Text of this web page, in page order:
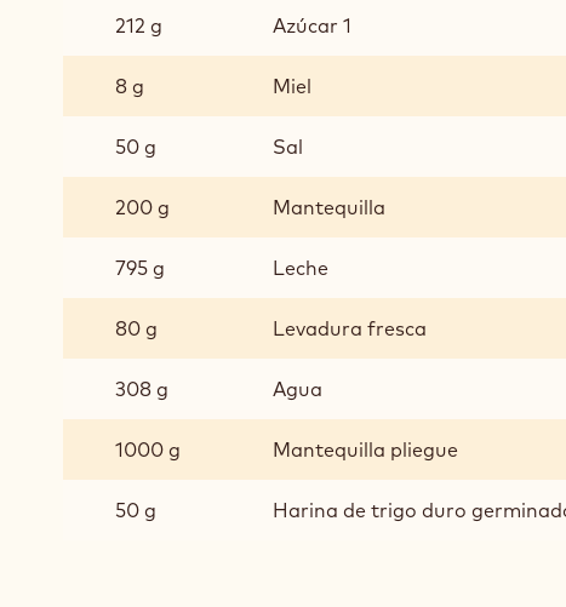
212 g Azúcar 1
8 g Miel
50 g Sal
200 g Mantequilla
795 g Leche
80 g Levadura fresca
308 g Agua
1000 g Mantequilla pliegue
50 g Harina de trigo duro